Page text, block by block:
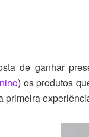
de ganhar
) os produtos
primeira